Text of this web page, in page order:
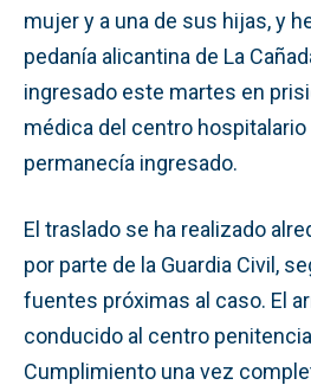
mujer y a una de sus hijas, y
pedanía alicantina de La
ingresado este martes en
médica del centro hospitalario
permanecía ingresado.
El traslado se ha realizado
por parte de la Guardia Civil,
fuentes próximas al caso. El
conducido al centro
Cumplimiento una vez